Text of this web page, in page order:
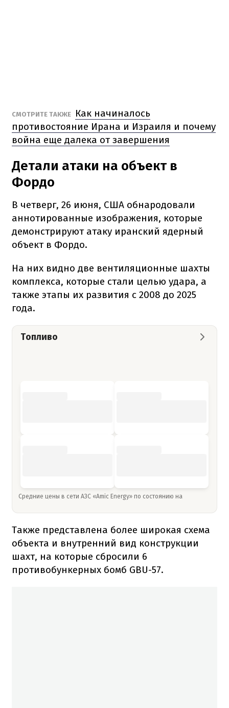
СМОТРИТЕ ТАКЖЕ
Как начиналось
противостояние Ирана и Израиля и почему
война еще далека от завершения
Детали атаки на объект в
Фордо
В четверг, 26 июня, США обнародовали
аннотированные изображения, которые
демонстрируют атаку иранский ядерный
объект в Фордо.
На них видно две вентиляционные шахты
комплекса, которые стали целью удара, а
также этапы их развития с 2008 до 2025
года.
Топливо
Средние цены в сети АЗС «Amic Energy» по состоянию на
Также представлена более широкая схема
объекта и внутренний вид конструкции
шахт, на которые сбросили 6
противобункерных бомб GBU-57.